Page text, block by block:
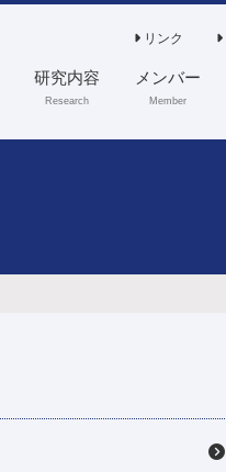
リンク
研究内容
Research
メンバー
Member